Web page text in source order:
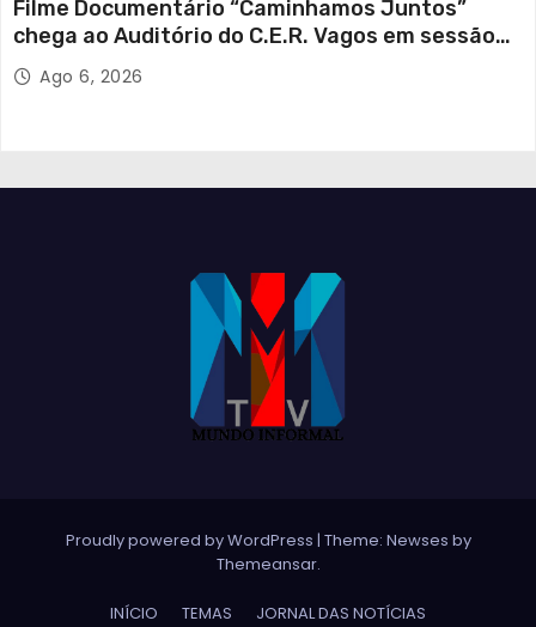
Filme Documentário “Caminhamos Juntos”
chega ao Auditório do C.E.R. Vagos em sessão
solidária
Ago 6, 2026
Proudly powered by WordPress | Theme: Newses by
Themeansar.
INÍCIO TEMAS JORNAL DAS NOTÍCIAS